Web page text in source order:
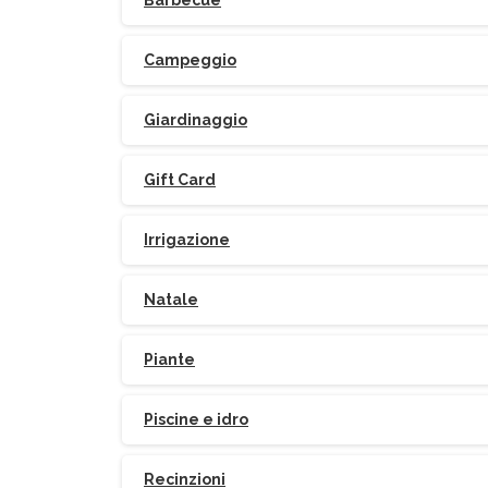
Campeggio
Giardinaggio
Gift Card
Irrigazione
Natale
Piante
Piscine e idro
Recinzioni